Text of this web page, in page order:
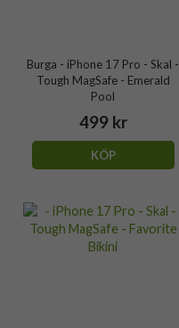
Burga - iPhone 17 Pro - Skal -
Tough MagSafe - Emerald
Pool
499 kr
KÖP